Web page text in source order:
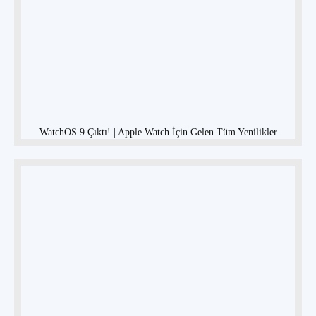
WatchOS 9 Çıktı! | Apple Watch İçin Gelen Tüm Yenilikler